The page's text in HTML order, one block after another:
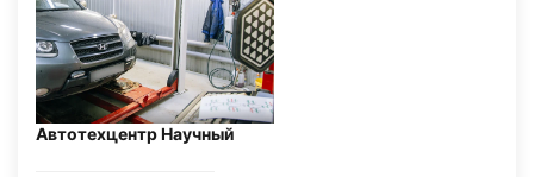
Автотехцентр Научный